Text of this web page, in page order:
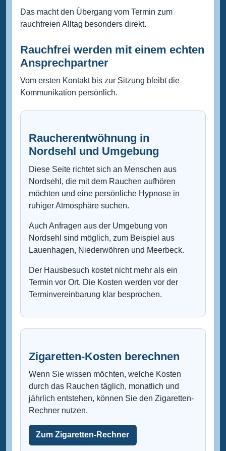
Das macht den Übergang vom Termin zum
rauchfreien Alltag besonders direkt.
Rauchfrei werden mit einem echten
Ansprechpartner
Vom ersten Kontakt bis zur Sitzung bleibt die
Kommunikation persönlich.
Raucherentwöhnung in
Nordsehl und Umgebung
Diese Seite richtet sich an Menschen aus
Nordsehl, die mit dem Rauchen aufhören
möchten und eine persönliche Hypnose in
ruhiger Atmosphäre suchen.
Auch Anfragen aus der Umgebung von
Nordsehl sind möglich, zum Beispiel aus
Lauenhagen, Niederwöhren und Meerbeck.
Der Hausbesuch kostet nicht mehr als ein
Termin vor Ort. Die Kosten werden vor der
Terminvereinbarung klar besprochen.
Zigaretten-Kosten berechnen
Wenn Sie wissen möchten, welche Kosten
durch das Rauchen täglich, monatlich und
jährlich entstehen, können Sie den Zigaretten-
Rechner nutzen.
Zum Zigaretten-Rechner